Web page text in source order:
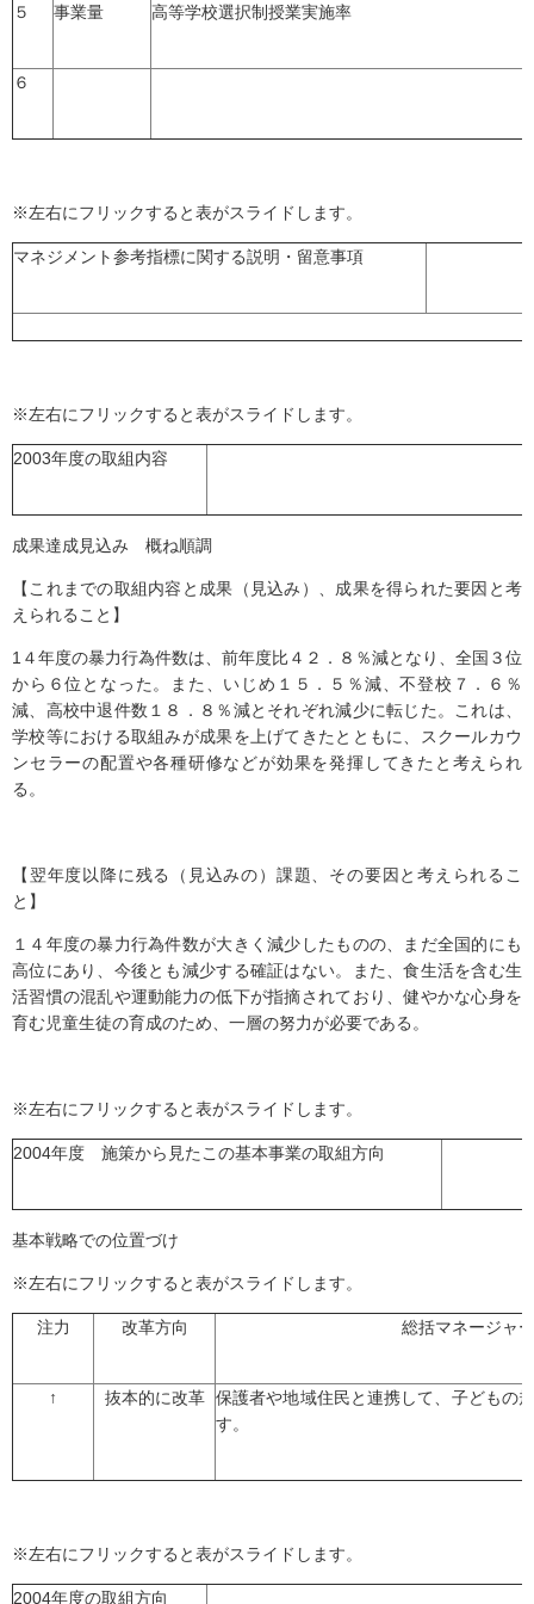
５ 事業量 高等学校選択制授業実施率
６
※左右にフリックすると表がスライドします。
マネジメント参考指標に関する説明・留意事項
※左右にフリックすると表がスライドします。
2003年度の取組内容
成果達成見込み 概ね順調
【これまでの取組内容と成果（見込み）、成果を得られた要因と考
えられること】
1４年度の暴力行為件数は、前年度比４２．８％減となり、全国３位
から６位となった。また、いじめ１５．５％減、不登校７．６％
減、高校中退件数１８．８％減とそれぞれ減少に転じた。これは、
学校等における取組みが成果を上げてきたとともに、スクールカウ
ンセラーの配置や各種研修などが効果を発揮してきたと考えられ
る。
【翌年度以降に残る（見込みの）課題、その要因と考えられるこ
と】
１４年度の暴力行為件数が大きく減少したものの、まだ全国的にも
高位にあり、今後とも減少する確証はない。また、食生活を含む生
活習慣の混乱や運動能力の低下が指摘されており、健やかな心身を
育む児童生徒の育成のため、一層の努力が必要である。
※左右にフリックすると表がスライドします。
2004年度 施策から見たこの基本事業の取組方向
基本戦略での位置づけ
※左右にフリックすると表がスライドします。
注力 改革方向 総括マネージャ
↑ 抜本的に改革 保護者や地域住民と連携して、子どもの
す。
※左右にフリックすると表がスライドします。
2004年度の取組方向